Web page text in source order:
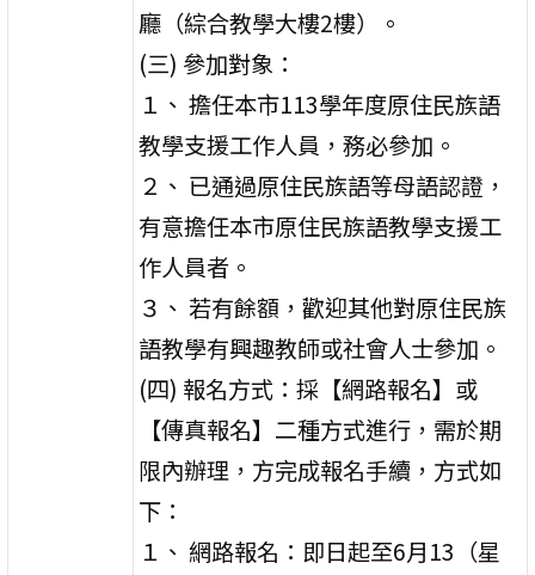
廳（綜合教學大樓2樓）。
(三) 參加對象：
１、 擔任本市113學年度原住民族語
教學支援工作人員，務必參加。
２、 已通過原住民族語等母語認證，
有意擔任本市原住民族語教學支援工
作人員者。
３、 若有餘額，歡迎其他對原住民族
語教學有興趣教師或社會人士參加。
(四) 報名方式：採【網路報名】或
【傳真報名】二種方式進行，需於期
限內辦理，方完成報名手續，方式如
下：
１、 網路報名：即日起至6月13（星